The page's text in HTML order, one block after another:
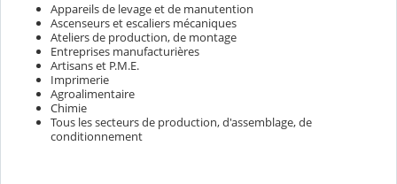
Appareils de levage et de manutention
Ascenseurs et escaliers mécaniques
Ateliers de production, de montage
Entreprises manufacturières
Artisans et P.M.E.
Imprimerie
Agroalimentaire
Chimie
Tous les secteurs de production, d'assemblage, de
conditionnement